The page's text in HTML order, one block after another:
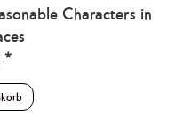
Characters in
*